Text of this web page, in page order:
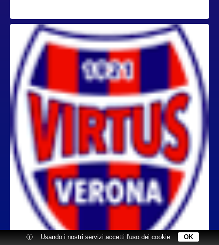
ⓘ Usando i nostri servizi accetti l'uso dei cookie OK